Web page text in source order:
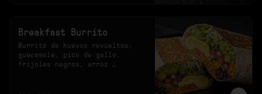
Breakfast Burrito
Burrito de huevos revueltos,
guacamole, pico de gallo,
frijoles negros, arroz